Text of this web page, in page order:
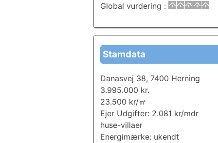
Global vurdering :
Stamdata
Danasvej 38, 7400 Herning
3.995.000 kr.
23.500 kr/㎡
Ejer Udgifter: 2.081 kr/mdr
huse-villaer
Energimærke: ukendt